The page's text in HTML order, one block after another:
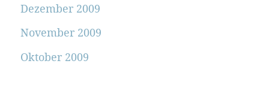
Dezember 2009
November 2009
Oktober 2009